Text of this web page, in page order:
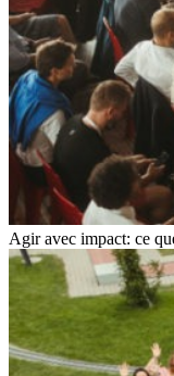
Agir avec impact: ce